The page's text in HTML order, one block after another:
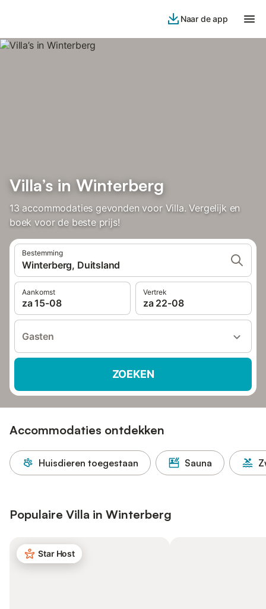
Naar de app
Villa’s in Winterberg
13 accommodaties gevonden voor Villa. Vergelijk en
boek voor de beste prijs!
Bestemming
Winterberg, Duitsland
Aankomst
za 15-08
Vertrek
za 22-08
Gasten
ZOEKEN
Accommodaties ontdekken
Huisdieren toegestaan Sauna
Populaire Villa in Winterberg
Star Host